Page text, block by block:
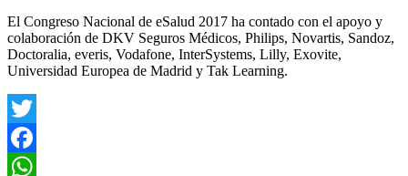
El Congreso Nacional de eSalud 2017 ha contado con el apoyo y
colaboración de DKV Seguros Médicos, Philips, Novartis, Sandoz,
Doctoralia, everis, Vodafone, InterSystems, Lilly, Exovite,
Universidad Europea de Madrid y Tak Learning.
Twitter
Facebook